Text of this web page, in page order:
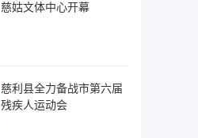
慈姑文体中心开幕
慈利县全力备战市第六届
残疾人运动会